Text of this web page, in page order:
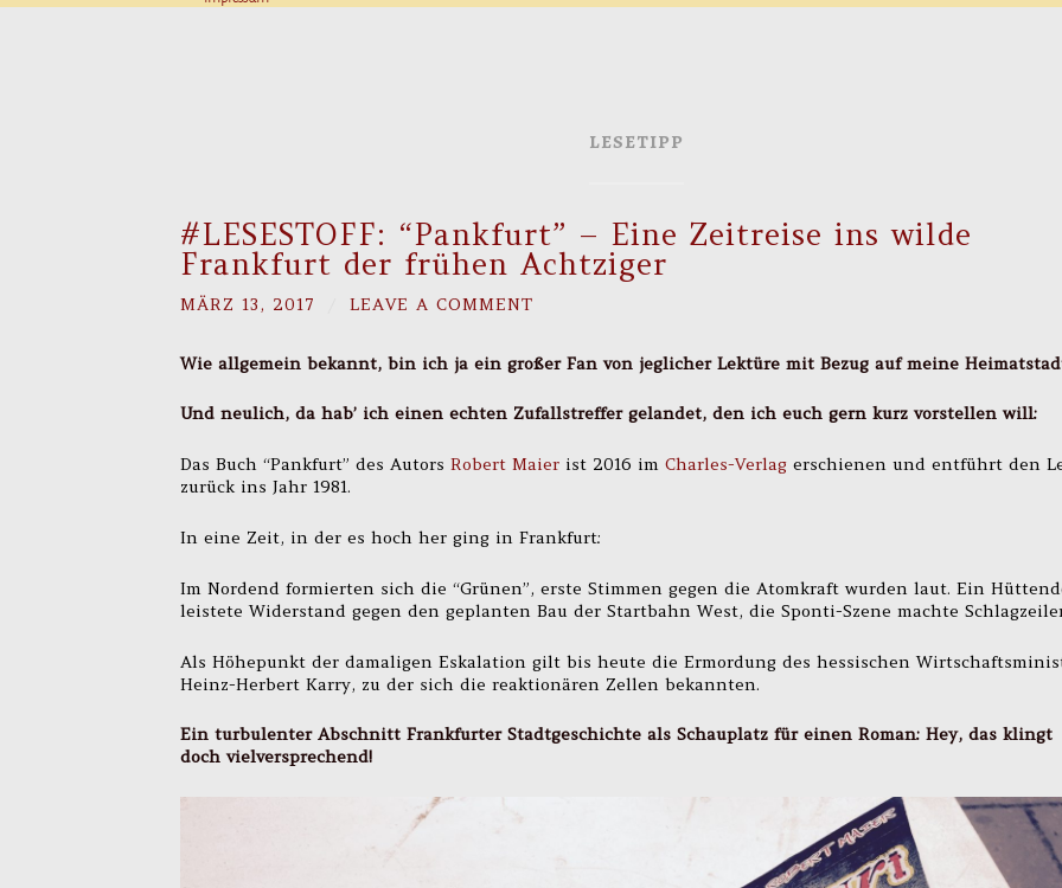
LESETIPP
#LESESTOFF: “Pankfurt” – Eine Zeitreise ins wilde
Frankfurt der frühen Achtziger
MÄRZ 13, 2017 LEAVE A COMMENT
Wie allgemein bekannt, bin ich ja ein großer Fan von jeglicher Lektüre mit Bezug auf meine
Und neulich, da hab’ ich einen echten Zufallstreffer gelandet, den ich euch gern kurz vorstellen will:
Das Buch “Pankfurt” des Autors Robert Maier ist 2016 im Charles-Verlag erschienen und entführt den
zurück ins Jahr 1981.
In eine Zeit, in der es hoch her ging in Frankfurt:
Im Nordend formierten sich die “Grünen”, erste Stimmen gegen die Atomkraft wurden laut. Ein
leistete Widerstand gegen den geplanten Bau der Startbahn West, die Sponti-Szene machte
Als Höhepunkt der damaligen Eskalation gilt bis heute die Ermordung des hessischen
Heinz-Herbert Karry, zu der sich die reaktionären Zellen bekannten.
Ein turbulenter Abschnitt Frankfurter Stadtgeschichte als Schauplatz für einen Roman: Hey, das klingt
doch vielversprechend!